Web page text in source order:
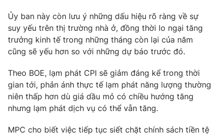
Video Shorts video
VTV Money VTV Thể thao
VTV Sức khoẻ Bất động sản
Thị trường 24h Tấm lòng Việt
VTV4 Vươn mình bằng AI
Ủy ban này còn lưu ý những dấu hiệu rõ ràng về sự
suy yếu trên thị trường nhà ở, đồng thời lo ngại tăng
trưởng kinh tế trong những tháng còn lại của năm
cũng sẽ yếu hơn so với những dự báo trước đó.
Theo BOE, lạm phát CPI sẽ giảm đáng kể trong thời
gian tới, phản ánh thực tế lạm phát năng lượng thường
niên thấp hơn dù giá dầu mỏ có chiều hướng tăng
nhưng lạm phát dịch vụ có thể vẫn tăng.
MPC cho biết việc tiếp tục siết chặt chính sách tiền tệ